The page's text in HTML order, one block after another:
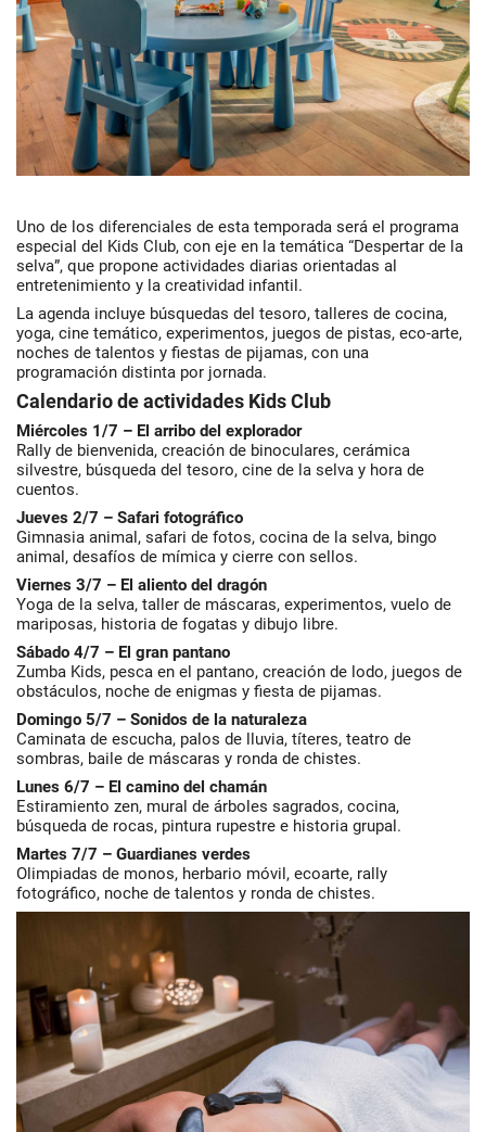
Uno de los diferenciales de esta temporada será el programa
especial del Kids Club, con eje en la temática “Despertar de la
selva”, que propone actividades diarias orientadas al
entretenimiento y la creatividad infantil.
La agenda incluye búsquedas del tesoro, talleres de cocina,
yoga, cine temático, experimentos, juegos de pistas, eco-arte,
noches de talentos y fiestas de pijamas, con una
programación distinta por jornada.
Calendario de actividades Kids Club
Miércoles 1/7 – El arribo del explorador
Rally de bienvenida, creación de binoculares, cerámica
silvestre, búsqueda del tesoro, cine de la selva y hora de
cuentos.
Jueves 2/7 – Safari fotográfico
Gimnasia animal, safari de fotos, cocina de la selva, bingo
animal, desafíos de mímica y cierre con sellos.
Viernes 3/7 – El aliento del dragón
Yoga de la selva, taller de máscaras, experimentos, vuelo de
mariposas, historia de fogatas y dibujo libre.
Sábado 4/7 – El gran pantano
Zumba Kids, pesca en el pantano, creación de lodo, juegos de
obstáculos, noche de enigmas y fiesta de pijamas.
Domingo 5/7 – Sonidos de la naturaleza
Caminata de escucha, palos de lluvia, títeres, teatro de
sombras, baile de máscaras y ronda de chistes.
Lunes 6/7 – El camino del chamán
Estiramiento zen, mural de árboles sagrados, cocina,
búsqueda de rocas, pintura rupestre e historia grupal.
Martes 7/7 – Guardianes verdes
Olimpiadas de monos, herbario móvil, ecoarte, rally
fotográfico, noche de talentos y ronda de chistes.